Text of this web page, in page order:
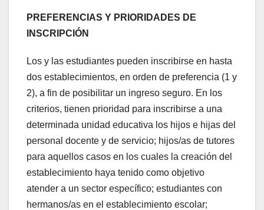
PREFERENCIAS Y PRIORIDADES DE
INSCRIPCIÓN
Los y las estudiantes pueden inscribirse en hasta
dos establecimientos, en orden de preferencia (1 y
2), a fin de posibilitar un ingreso seguro. En los
criterios, tienen prioridad para inscribirse a una
determinada unidad educativa los hijos e hijas del
personal docente y de servicio; hijos/as de tutores
para aquellos casos en los cuales la creación del
establecimiento haya tenido como objetivo
atender a un sector específico; estudiantes con
hermanos/as en el establecimiento escolar;